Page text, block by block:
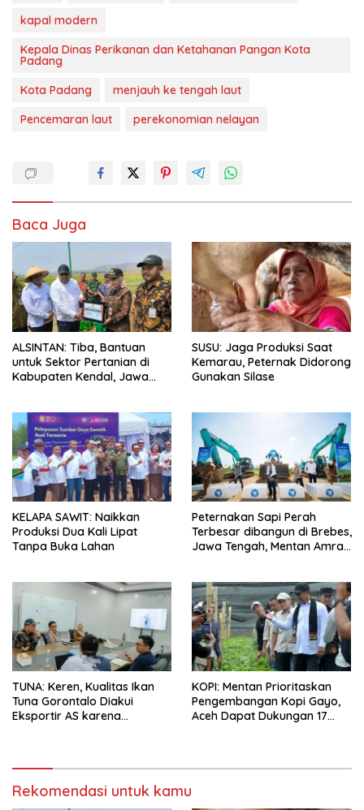
kapal modern
Kepala Dinas Perikanan dan Ketahanan Pangan Kota
Padang
Kota Padang
menjauh ke tengah laut
Pencemaran laut
perekonomian nelayan
Baca Juga
ALSINTAN: Tiba, Bantuan
untuk Sektor Pertanian di
Kabupaten Kendal, Jawa
SUSU: Jaga Produksi Saat
Kemarau, Peternak Didorong
Gunakan Silase
KELAPA SAWIT: Naikkan
Produksi Dua Kali Lipat
Tanpa Buka Lahan
Peternakan Sapi Perah
Terbesar dibangun di Brebes,
Jawa Tengah, Mentan Amran
TUNA: Keren, Kualitas Ikan
Tuna Gorontalo Diakui
Eksportir AS karena
KOPI: Mentan Prioritaskan
Pengembangan Kopi Gayo,
Aceh Dapat Dukungan 17
Rekomendasi untuk kamu